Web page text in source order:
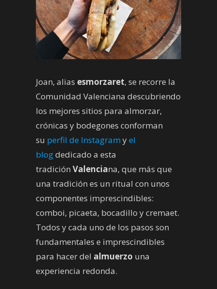
Joan, alias esmorzaret, se recorre la
Comunidad Valenciana descubriendo
los mejores sitios para almorzar,
crónicas y bodegones conforman
su perfil de Instagramyel
blogdedicado a esta
tradición Valenciana, que más que
una tradición es un ritual con unos
componentes imprescindibles:
comboi, picaeta, bocadillo y cremaet.
Todos y cada uno de los pasos son
fundamentales e imprescindibles
para hacer del almuerzo una
experiencia redonda.